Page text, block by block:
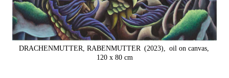
DRACHENMUTTER, RABENMUTTER (2023),
oil on canvas,
120 x 80 cm